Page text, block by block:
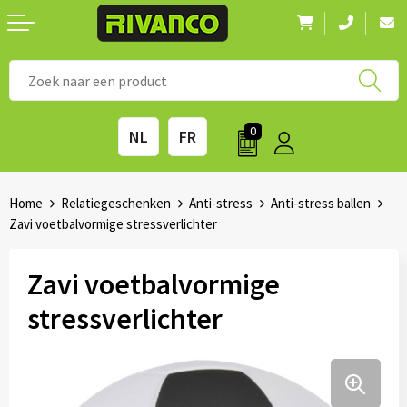
NL FR 0
Kantoorartikelen
Outdoor & vrije tijd
Technologie & Accessoires
◼ Eco-producten
◼ Survival gear
◼ Beurzen
◼ Feestdagen
◼ Festival & Events
Home Relatiegeschenken Anti-stress
Anti-stress ballen
Zavi voetbalvormige stressverlichter
Zavi voetbalvormige
stressverlichter